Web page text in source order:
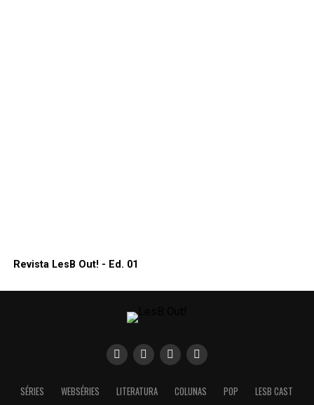
Revista LesB Out! - Ed. 01
SÉRIES WEBSÉRIES LITERATURA COLUNAS POP
LESB CAST